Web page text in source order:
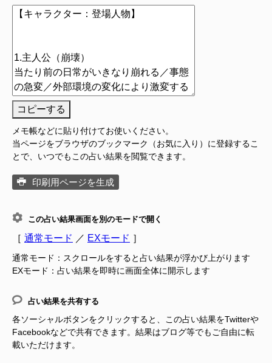
コピーする
メモ帳などに貼り付けてお使いください。
当ページをブラウザのブックマーク（お気に入り）に登録するこ
とで、いつでもこの占い結果を閲覧できます。
印刷用ページを生成
この占い結果画面を別のモードで開く
［ 通常モード ／ EXモード ］
通常モード：スクロールをすると占い結果が浮かび上がります
EXモード：占い結果を即時に画面全体に開示します
占い結果を共有する
各ソーシャルボタンをクリックすると、この占い結果をTwitterや
Facebookなどで共有できます。結果はブログ等でもご自由に転
載いただけます。